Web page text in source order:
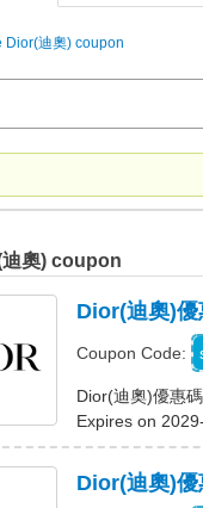
Dior(迪奧) coupon
奧) coupon
Dior(迪奧)優
Coupon Code:
Dior(迪奧)優惠
Expires on
Dior(迪奧)優